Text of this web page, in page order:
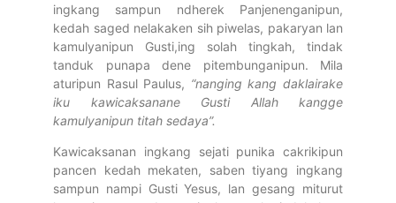
ingkang sampun ndherek Panjenenganipun,
kedah saged nelakaken sih piwelas, pakaryan lan
kamulyanipun Gusti,ing solah tingkah, tindak
tanduk punapa dene pitembunganipun. Mila
aturipun Rasul Paulus, “nanging kang daklairake
iku kawicaksanane Gusti Allah kangge
kamulyanipun titah sedaya”.
Kawicaksanan ingkang sejati punika cakrikipun
pancen kedah mekaten, saben tiyang ingkang
sampun nampi Gusti Yesus, lan gesang miturut